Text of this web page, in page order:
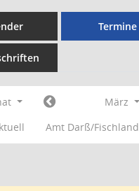
Termine
März
Amt Darß/Fischland